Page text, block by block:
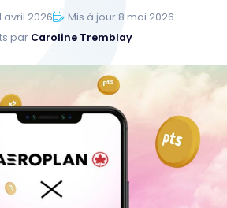
avril 2026
Mis à jour 8 mai 2026
par Caroline Tremblay